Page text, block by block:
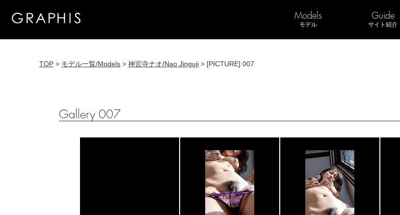
Models
モデル
Guide
サイト紹介
TOP > モデル一覧/Models > 神宮寺ナオ/Nao Jinguji > [PICTURE] 007
Gallery 007